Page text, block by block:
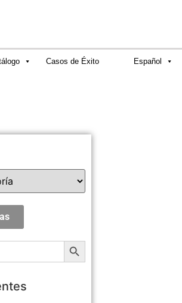
Casos de Éxito Español
Botón de búsqueda